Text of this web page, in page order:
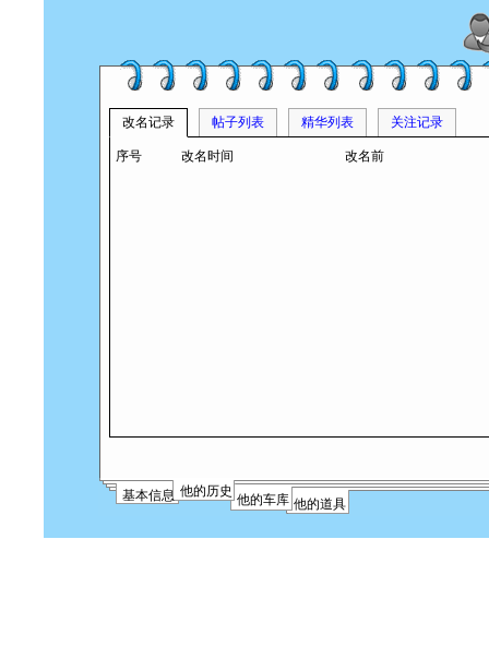
改名记录 帖子列表 精华列表 关注记录
序号 改名时间 改名前
基本信息 他的历史
他的车库 他的道具